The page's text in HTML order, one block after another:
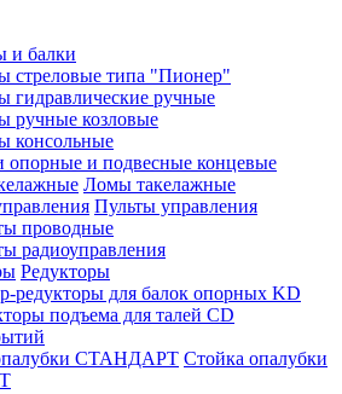
и балки
стреловые типа "Пионер"
гидравлические ручные
ручные козловые
консольные
опорные и подвесные концевые
Ломы такелажные
Пульты управления
проводные
радиоуправления
Редукторы
редукторы для балок опорных KD
подъема для талей CD
Стойка опалубки